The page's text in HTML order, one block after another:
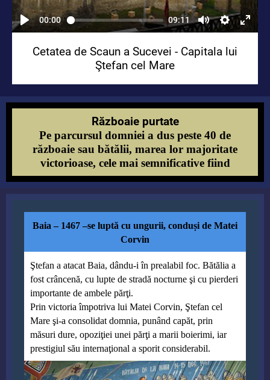
00:00 09:11
Cetatea de Scaun a Sucevei - Capitala lui
Ştefan cel Mare
Războaie purtate
Pe parcursul domniei a dus peste 40 de
războaie sau bătălii, marea lor majoritate
victorioase, cele mai semnificative fiind
Baia – 1467–se luptă cu ungurii, conduși de Matei
Corvin
Ştefan a atacat Baia, dându-i în prealabil foc. Bătălia a
fost crâncenă, cu lupte de stradă nocturne şi cu pierderi
importante de ambele părţi.
Prin victoria împotriva lui Matei Corvin, Ştefan cel
Mare şi-a consolidat domnia, punând capăt, prin
măsuri dure, opoziţiei unei părţi a marii boierimi, iar
prestigiul său internaţional a sporit considerabil.